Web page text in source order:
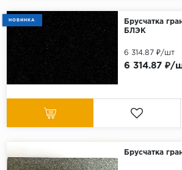
НОВИНКА
Брусчатка
БЛЭК
6 314.87 ₽/
6 314.87 ₽/шт
Брусчатка